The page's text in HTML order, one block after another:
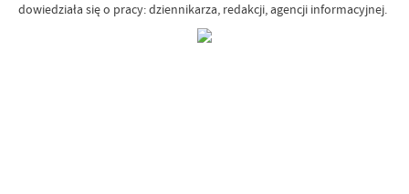
dowiedziała się o pracy: dziennikarza, redakcji, agencji informacyjnej.